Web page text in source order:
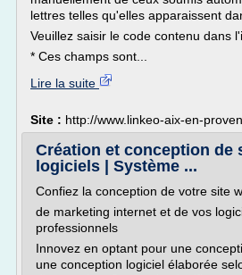
lettres telles qu'elles apparaissent
Veuillez saisir le code contenu dans
* Ces champs sont...
Lire la suite
Site : http://www.linkeo-aix-en-
Création et conception de
logiciels | Système ...
Confiez la conception de votre site
de marketing internet et de vos
professionnels
Innovez en optant pour une
une conception logiciel élaborée